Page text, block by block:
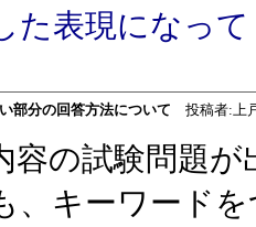
た表現になっ
部分の回答方法について 投稿者:上
容の試験問題
、キーワード